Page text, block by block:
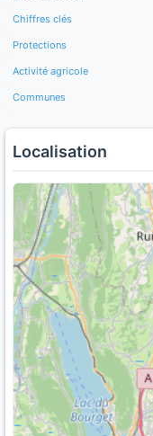
Chiffres clés
Protections
Activité agricole
Communes
Localisation